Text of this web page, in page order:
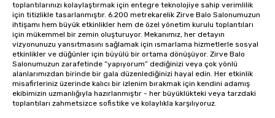
toplantılarınızı kolaylaştırmak için entegre teknolojiye sahip verimlilik
için titizlikle tasarlanmıştır. 6.200 metrekarelik Zirve Balo Salonumuzun
ihtişamı hem büyük etkinlikler hem de özel yönetim kurulu toplantıları
için mükemmel bir zemin oluşturuyor. Mekanımız, her detayın
vizyonunuzu yansıtmasını sağlamak için ısmarlama hizmetlerle sosyal
etkinlikler ve düğünler için büyülü bir ortama dönüşüyor. Zirve Balo
Salonumuzun zarafetinde “yapıyorum” dediğinizi veya çok yönlü
alanlarımızdan birinde bir gala düzenlediğinizi hayal edin. Her etkinlik
misafirleriniz üzerinde kalıcı bir izlenim bırakmak için kendini adamış
ekibimizin uzmanlığıyla hazırlanmıştır - her büyüklükteki veya tarzdaki
toplantıları zahmetsizce sofistike ve kolaylıkla karşılıyoruz.